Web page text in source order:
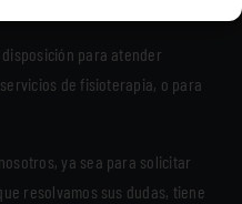
para atender
de fisioterapia, o para
ya sea para solicitar
resolvamos sus dudas, tiene